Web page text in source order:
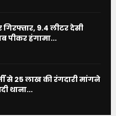
9.4 लीटर देसी
पीकर हंगामा...
से 25 लाख की रंगदारी मांगने
थाना...